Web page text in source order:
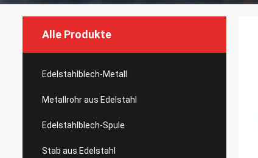
Alle Produkte
Edelstahlblech-Metall
Metallrohr aus Edelstahl
Edelstahlblech-Spule
Stab aus Edelstahl